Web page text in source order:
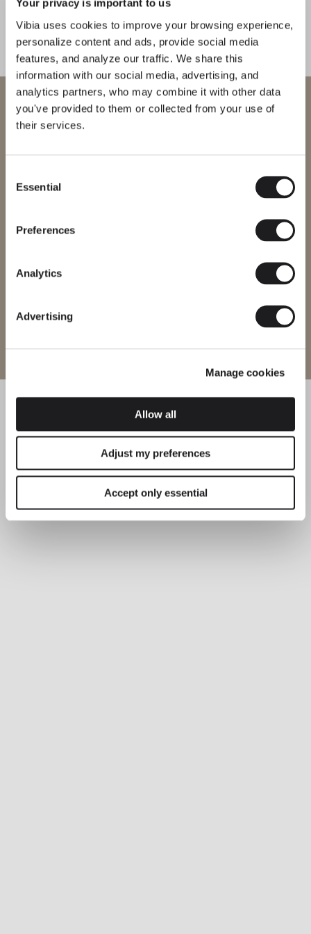
Your privacy is important to us
Vibia uses cookies to improve your browsing experience,
personalize content and ads, provide social media
features, and analyze our traffic. We share this
information with our social media, advertising, and
analytics partners, who may combine it with other data
you've provided to them or collected from your use of
their services.
Selection
Essential
Preferences
Analytics
Advertising
Manage cookies
Allow all
Adjust my preferences
Accept only essential
DESIGNER KENNENLERNEN
Holscher Design
"Licht ist ein Werkzeug, um
dem Raum Form zu geben. Mit Pro
wollten wir ein Objekt schaffen, das
es ermöglicht, es mit Präzision und
Freiheit zu lenken." — Holscher
Alles lesen
Willkommen bei Vibia
Sie versuchen, auf unser
Bitte wählen Sie die richtige Website für Ihre Region, um
sicherzustellen, dass alle verfügbaren Produkte den lokalen
einige Produkte möglicherweise nicht in jeder Region verfügbar
Region ändern